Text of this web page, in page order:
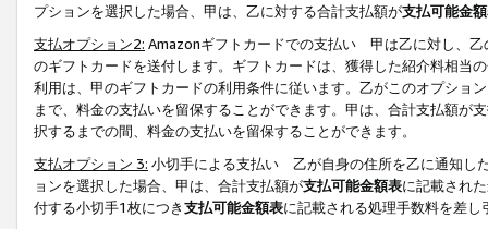
プションを選択した場合、甲は、乙に対する合計支払額が支払可能金
支払オプション2: Amazonギフトカードでの支払い 甲は乙に対し、乙
のギフトカードを送付します。ギフトカードは、獲得した紹介料相当
利用は、甲のギフトカードの利用条件に従います。乙がこのオプショ
まで、料金の支払いを留保することができます。甲は、合計支払額が
択するまでの間、料金の支払いを留保することができます。
支払オプション 3: 小切手による支払い 乙が自身の住所を乙に通知し
ョンを選択した場合、甲は、合計支払額が支払可能金額表に記載され
付する小切手1枚につき支払可能金額表に記載される処理手数料を差し